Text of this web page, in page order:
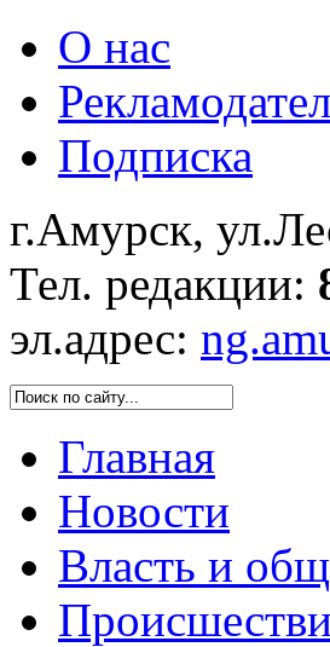
О нас
Подписка
г.Амурск,
Тел. редакции:
эл.адрес:
Главная
Новости
Власть и